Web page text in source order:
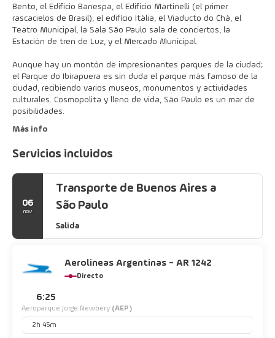
Bento, el Edificio Banespa, el Edificio Martinelli (el primer
rascacielos de Brasil), el edifício Itália, el Viaducto do Chá, el
Teatro Municipal, la Sala São Paulo sala de conciertos, la
Estación de tren de Luz, y el Mercado Municipal.
Aunque hay un montón de impresionantes parques de la ciudad;
el Parque do Ibirapuera es sin duda el parque más famoso de la
ciudad, recibiendo varios museos, monumentos y actividades
culturales. Cosmopolita y lleno de vida, São Paulo es un mar de
posibilidades.
Más info
Servicios incluidos
06
nov
Transporte de Buenos Aires a
São Paulo
Salida
Aerolineas Argentinas - AR 1242
Directo
6:25
Aeroparque Jorge Newbery (AEP)
2h 45m